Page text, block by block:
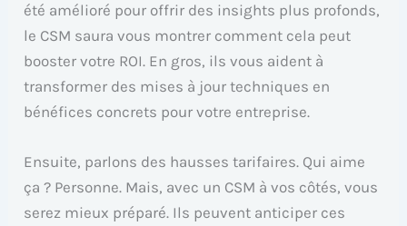
été amélioré pour offrir des insights plus profonds,
le CSM saura vous montrer comment cela peut
booster votre ROI. En gros, ils vous aident à
transformer des mises à jour techniques en
bénéfices concrets pour votre entreprise.
Ensuite, parlons des hausses tarifaires. Qui aime
ça ? Personne. Mais, avec un CSM à vos côtés, vous
serez mieux préparé. Ils peuvent anticiper ces